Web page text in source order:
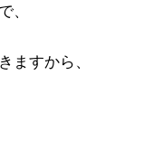
、
ますから、